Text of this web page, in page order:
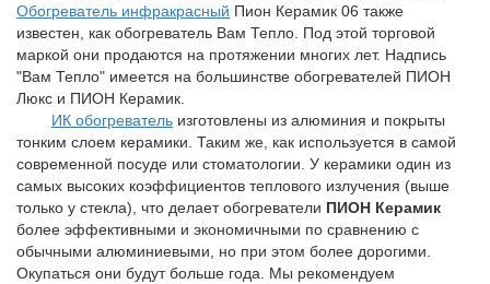
Обогреватель инфракрасный Пион Керамик 06 также
известен, как обогреватель Вам Тепло. Под этой торговой
маркой они продаются на протяжении многих лет. Надпись
"Вам Тепло" имеется на большинстве обогревателей ПИОН
Люкс и ПИОН Керамик.
ИК обогреватель изготовлены из алюминия и покрыты
тонким слоем керамики. Таким же, как используется в самой
современной посуде или стоматологии. У керамики один из
самых высоких коэффициентов теплового излучения (выше
только у стекла), что делает обогреватели ПИОН Керамик
более эффективными и экономичными по сравнению с
обычными алюминиевыми, но при этом более дорогими.
Окупаться они будут больше года. Мы рекомендуем